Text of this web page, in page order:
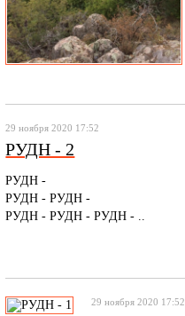
29 ноября 2020 17:52
РУДН - 2
РУДН -
РУДН - РУДН -
РУДН - РУДН - РУДН - ..
29 ноября 2020 17:52